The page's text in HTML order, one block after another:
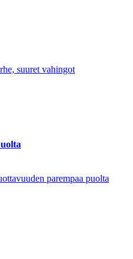
suuret vahingot
parempaa puolta